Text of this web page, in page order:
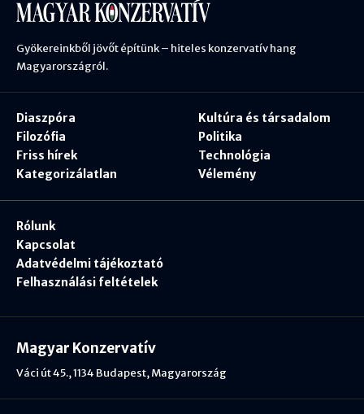
Gyökereinkből jövőt építünk – hiteles konzervatív hang
Magyarországról.
Diaszpóra
Filozófia
Friss hírek
Kategorizálatlan
Kultúra és társadalom
Politika
Technológia
Vélemény
Rólunk
Kapcsolat
Adatvédelmi tájékoztató
Felhasználási feltételek
Magyar Konzervatív
Váci út 45., 1134 Budapest, Magyarország